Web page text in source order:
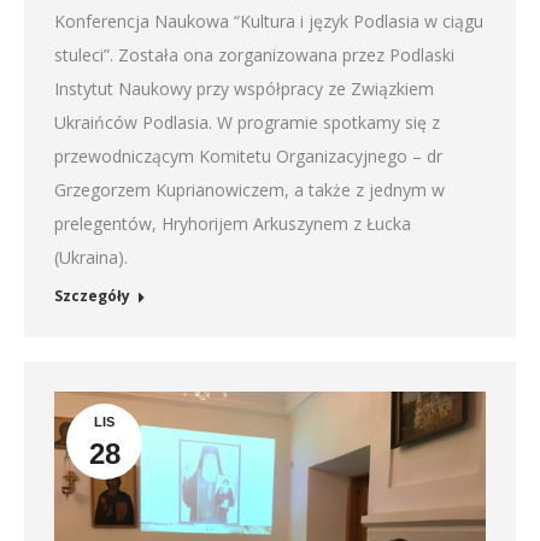
Konferencja Naukowa “Kultura i język Podlasia w ciągu
stuleci”. Została ona zorganizowana przez Podlaski
Instytut Naukowy przy współpracy ze Związkiem
Ukraińców Podlasia. W programie spotkamy się z
przewodniczącym Komitetu Organizacyjnego – dr
Grzegorzem Kuprianowiczem, a także z jednym w
prelegentów, Hryhorijem Arkuszynem z Łucka
(Ukraina).
Szczegóły
LIS
28